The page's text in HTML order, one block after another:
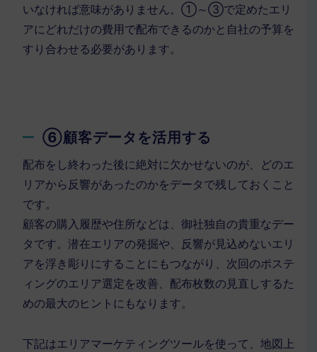
いなければ意味がありません。①～③で定めたエリ
アにどれだけの費用で配布できるのかと自社の予算を
すり合わせる必要があります。
⑥顧客データを活用する
配布をし終わった後に絶対に欠かせないのが、どのエ
リアから反響があったのかをデータで残しておくこと
です。
顧客の購入履歴や住所などは、御社独自の貴重なデー
タです。潜在エリアの発掘や、反響が見込めないエリ
アを浮き彫りにすることにもつながり、次回のポステ
ィングのエリア選定を改善、配布枚数の見直しするた
めの最大のヒントにもなります。
下記はエリアマーケティングツールを使って、地図上